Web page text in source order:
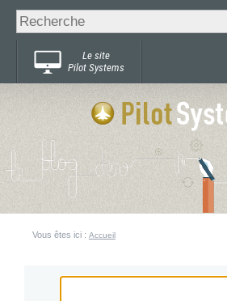
Chercher par
Recherche
avancée…
Le site
Pilot Systems
Vous êtes ici : Accueil